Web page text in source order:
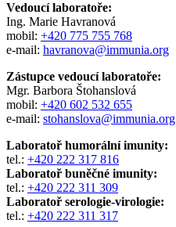
Vedoucí laboratoře:
Ing. Marie Havranová
mobil: +420 775 755 768
e-mail: havranova@immunia.org
Zástupce vedoucí laboratoře:
Mgr. Barbora Štohanslová
mobil: +420 602 532 655
e-mail: stohanslova@immunia.org
Laboratoř humorální imunity:
tel.: +420 222 317 816
Laboratoř buněčné imunity:
tel.: +420 222 311 309
Laboratoř serologie-virologie:
tel.: +420 222 311 317